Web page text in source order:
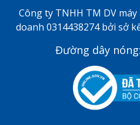
Công ty TNHH TM DV
doanh 0314438274 bởi sở
Đường dây nóng: